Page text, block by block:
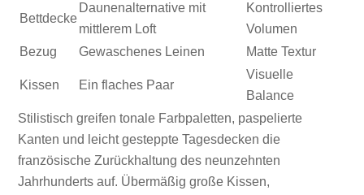
Bettdecke
Daunenalternative mit
mittlerem Loft
Kontrolliertes
Volumen
Bezug
Gewaschenes Leinen Matte Textur
Kissen Ein flaches Paar
Visuelle
Balance
Stilistisch greifen tonale Farbpaletten, paspelierte
Kanten und leicht gesteppte Tagesdecken die
französische Zurückhaltung des neunzehnten
Jahrhunderts auf. Übermäßig große Kissen,